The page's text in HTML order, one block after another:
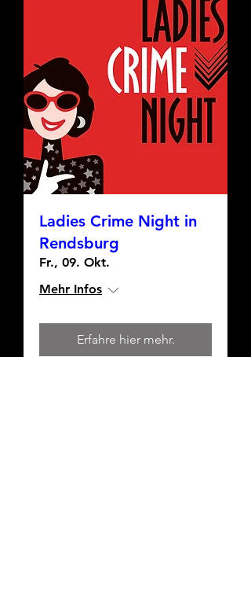
Ladies Crime Night in
Rendsburg
Fr., 09. Okt.
Mehr Infos
Erfahre hier mehr.